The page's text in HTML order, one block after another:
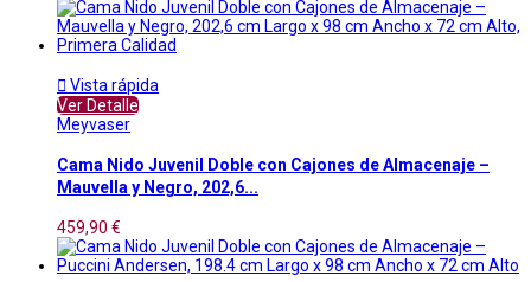
 Vista rápida
Ver Detalle
Meyvaser
Cama Nido Juvenil Doble con Cajones de Almacenaje –
Mauvella y Negro, 202,6...
459,90 €